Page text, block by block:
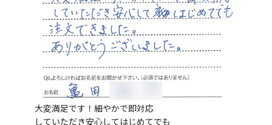
大変満足です！細やかで即対応
していただき安心してはじめてでも